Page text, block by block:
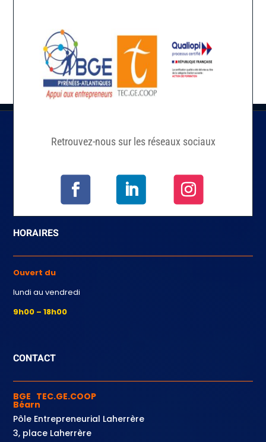
Retrouvez-nous sur les réseaux sociaux
HORAIRES
Ouvert du
lundi au vendredi
9h00 – 18h00
CONTACT
BGE TEC.GE.COOP
Béarn
Pôle Entrepreneurial Laherrère
3, place Laherrère